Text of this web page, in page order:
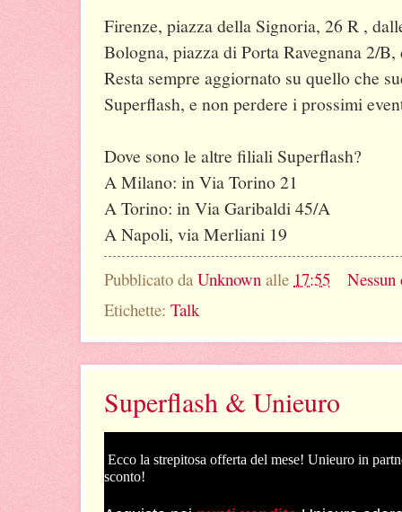
Firenze, piazza della Signoria, 26 R ,
Bologna, piazza di Porta Ravegnana 2/
Resta sempre aggiornato su quello che
Superflash, e non perdere i prossimi
Dove sono le altre filiali Superflash?
A Milano: in Via Torino 21
A Torino: in Via Garibaldi 45/A
A Napoli, via Merliani 19
Pubblicato da Unknown alle 17:55
Etichette: Talk
Superflash & Unieuro
Ecco la strepitosa offerta del mese! Unieuro in
sconto!